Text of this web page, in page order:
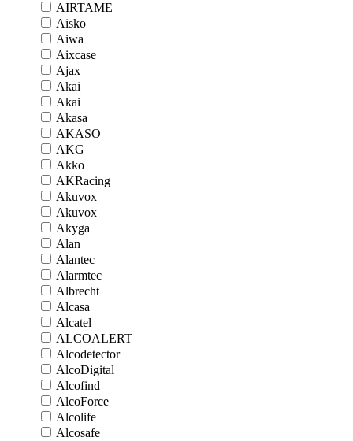
AIRTAME
Aisko
Aiwa
Aixcase
Ajax
Akai
Akai
Akasa
AKASO
AKG
Akko
AKRacing
Akuvox
Akuvox
Akyga
Alan
Alantec
Alarmtec
Albrecht
Alcasa
Alcatel
ALCOALERT
Alcodetector
AlcoDigital
Alcofind
AlcoForce
Alcolife
Alcosafe